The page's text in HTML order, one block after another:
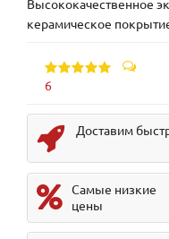
Высококачественное
керамическое
6
Доставим
Самые низкие
цены